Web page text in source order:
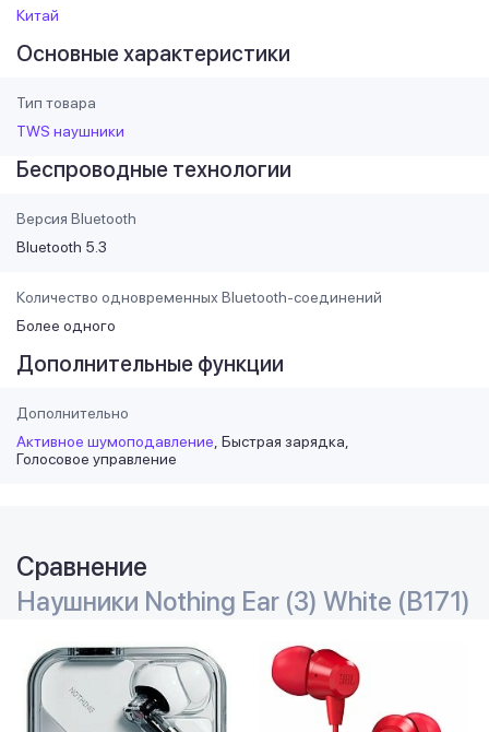
Китай
Основные характеристики
Тип товара
TWS наушники
Беспроводные технологии
Версия Bluetooth
Bluetooth 5.3
Количество одновременных Bluetooth-соединений
Более одного
Дополнительные функции
Дополнительно
Активное шумоподавление Быстрая зарядка
Голосовое управление
Сравнение
Наушники Nothing Ear (3) White (B171)